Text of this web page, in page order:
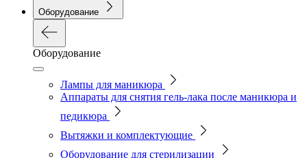
Оборудование
Оборудование
Лампы для маникюра
Аппараты для снятия гель-лака после маникюра и
педикюра
Вытяжки и комплектующие
Оборудование для стерилизации